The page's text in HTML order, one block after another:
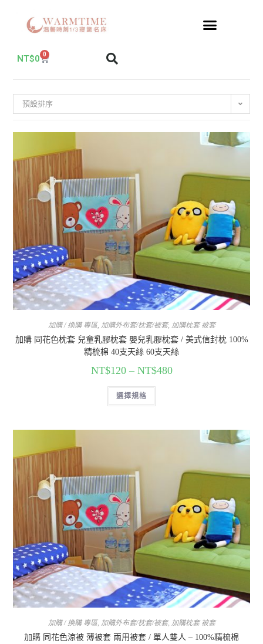
NT$0 0
預設排序
加購 / 換購 專區, 加購外布套/枕套/被套, 加購枕套 被套
加購 同花色枕套 兒童乳膠枕套 嬰兒乳膠枕套 / 美式信封枕 100%
精梳棉 40支天絲 60支天絲
NT$120– NT$480
選擇規格
加購 / 換購 專區, 加購外布套/枕套/被套, 加購枕套 被套
加購 同花色涼被 薄被套 兩用被套 / 單人雙人 – 100%精梳棉